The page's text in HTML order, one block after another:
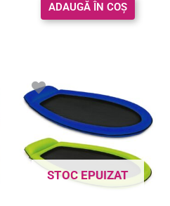
ADAUGĂ ÎN COȘ
STOC EPUIZAT